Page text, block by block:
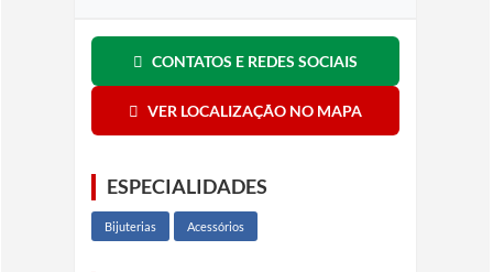
CONTATOS E REDES SOCIAIS
VER LOCALIZAÇÃO NO MAPA
ESPECIALIDADES
Bijuterias Acessórios